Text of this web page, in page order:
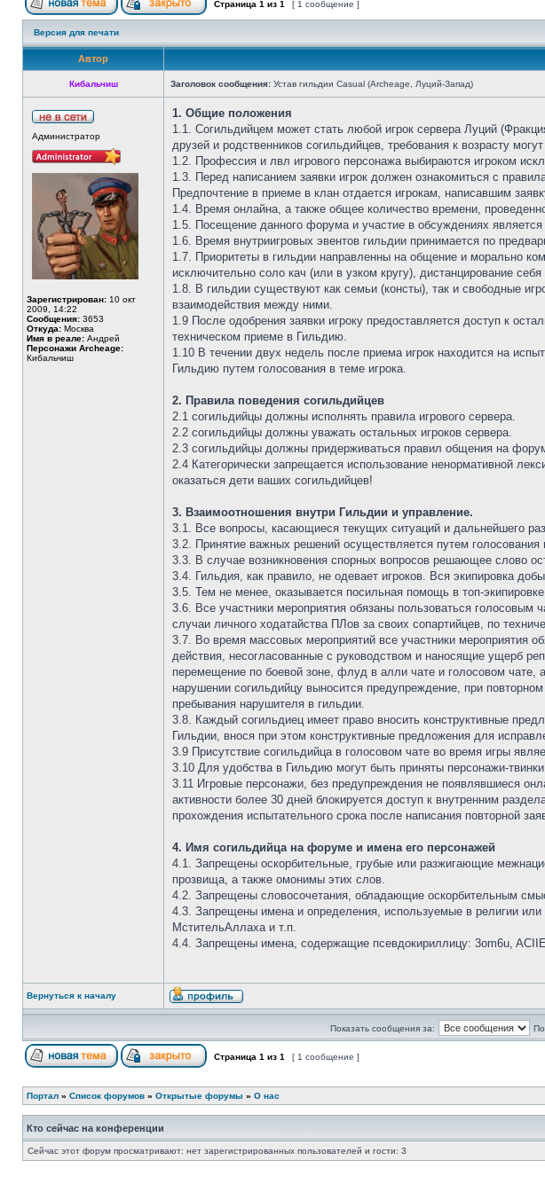
Страница 1 из 1 [ 1 сообщение ]
Версия для печати
Автор
Кибальчиш Заголовок сообщения: Устав гильдии Casual (Archeage, Луций-Запад)
Администратор
Зарегистрирован: 10 окт
2009, 14:22
Сообщения: 3653
Откуда: Москва
Имя в реале: Андрей
Персонажи Archeage:
Кибальчиш
1. Общие положения
1.1. Согильдийцем может стать любой игрок сервера Луций
друзей и родственников согильдийцев, требования к возрасту
1.2. Профессия и лвл игрового персонажа выбираются игроком
1.3. Перед написанием заявки игрок должен ознакомиться с
Предпочтение в приеме в клан отдается игрокам, написавшим
1.4. Время онлайна, а также общее количество времени,
1.5. Посещение данного форума и участие в обсуждениях
1.6. Время внутриигровых эвентов гильдии принимается по
1.7. Приоритеты в гильдии направленны на общение и морально
исключительно соло кач (или в узком кругу), дистанцирование себя
1.8. В гильдии существуют как семьи (консты), так и свободные
взаимодействия между ними.
1.9 После одобрения заявки игроку предоставляется доступ к
техническом приеме в Гильдию.
1.10 В течении двух недель после приема игрок находится на
Гильдию путем голосования в теме игрока.
2. Правила поведения согильдийцев
2.1 согильдийцы должны исполнять правила игрового сервера.
2.2 согильдийцы должны уважать остальных игроков сервера.
2.3 согильдийцы должны придерживаться правил общения на
2.4 Категорически запрещается использование ненормативной
оказаться дети ваших согильдийцев!
3. Взаимоотношения внутри Гильдии и управление.
3.1. Все вопросы, касающиеся текущих ситуаций и дальнейшего
3.2. Принятие важных решений осуществляется путем
3.3. В случае возникновения спорных вопросов решающее слово
3.4. Гильдия, как правило, не одевает игроков. Вся экипировка
3.5. Тем не менее, оказывается посильная помощь в топ-
3.6. Все участники мероприятия обязаны пользоваться
случаи личного ходатайства ПЛов за своих сопартийцев, по
3.7. Во время массовых мероприятий все участники мероприятия
действия, несогласованные с руководством и наносящие ущерб
перемещение по боевой зоне, флуд в алли чате и голосовом чате,
нарушении согильдийцу выносится предупреждение, при
пребывания нарушителя в гильдии.
3.8. Каждый согильдиец имеет право вносить конструктивные
Гильдии, внося при этом конструктивные предложения для
3.9 Присутствие согильдийца в голосовом чате во время игры
3.10 Для удобства в Гильдию могут быть приняты персонажи-
3.11 Игровые персонажи, без предупреждения не появлявшиеся
активности более 30 дней блокируется доступ к внутренним
прохождения испытательного срока после написания повторной
4. Имя согильдийца на форуме и имена его персонажей
4.1. Запрещены оскорбительные, грубые или разжигающие
прозвища, а также омонимы этих слов.
4.2. Запрещены словосочетания, обладающие оскорбительным
4.3. Запрещены имена и определения, используемые в религии
МстительАллаха и т.п.
4.4. Запрещены имена, содержащие псевдокириллицу: 3om6u,
Вернуться к началу
Показать сообщения за:
Страница 1 из 1 [ 1 сообщение ]
Портал » Список форумов » Открытые форумы » О нас
Кто сейчас на конференции
Сейчас этот форум просматривают: нет зарегистрированных пользователей и гости: 3